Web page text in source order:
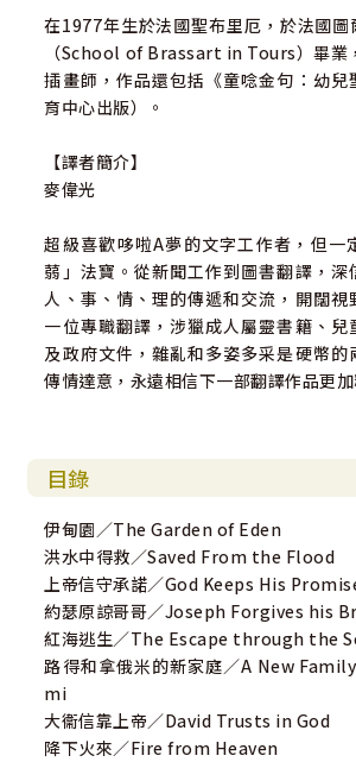
在1977年生於法國聖布里厄，於法國
（School of Brassart in Tours）畢業
插畫師，作品還包括《童唸金句：幼兒
育中心出版）。
【譯者簡介】
麥偉光
超級喜歡哆啦A夢的文字工作者，但一
蒻」法寶。從新聞工作到圖書翻譯，深
人、事、情、理的傳遞和交流，開闊視
一位專職翻譯，涉獵成人屬靈書籍、兒
及政府文件，雜亂和多姿多采是硬幣的
傳情達意，永遠相信下一部翻譯作品更加
目錄
伊甸園／The Garden of Eden
洪水中得救／Saved From the Flood
上帝信守承諾／God Keeps His
約瑟原諒哥哥／Joseph Forgives his
紅海逃生／The Escape through the
路得和拿俄米的新家庭／A New
mi
大衞信靠上帝／David Trusts in God
降下火來／Fire from Heaven